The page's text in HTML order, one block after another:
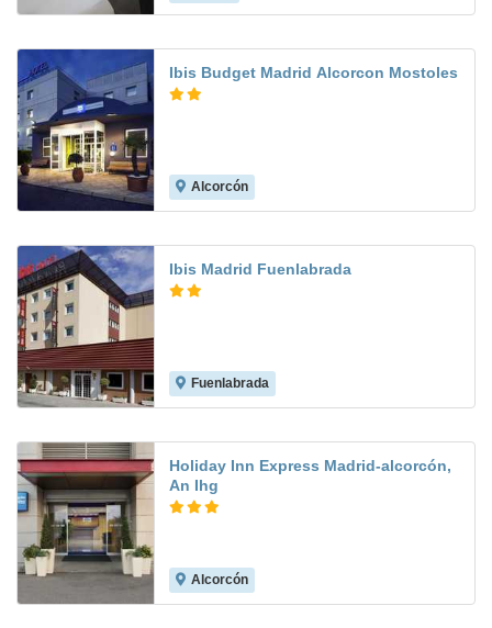
Ibis Budget Madrid Alcorcon Mostoles
Alcorcón
Ibis Madrid Fuenlabrada
Fuenlabrada
Holiday Inn Express Madrid-alcorcón,
An Ihg
Alcorcón